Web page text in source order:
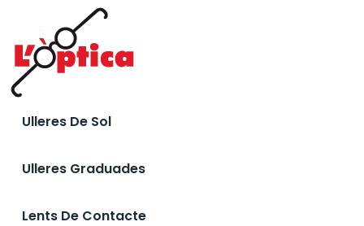
Ulleres De Sol
Ulleres Graduades
Lents De Contacte